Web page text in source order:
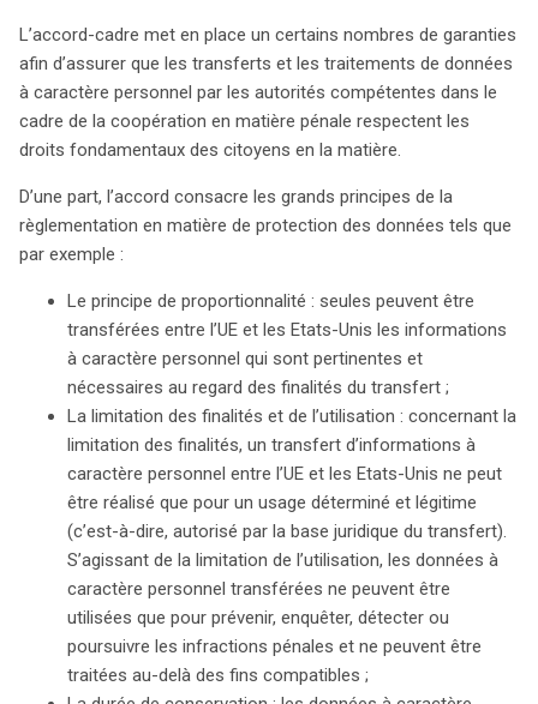
L’accord-cadre met en place un certains nombres de garanties
afin d’assurer que les transferts et les traitements de données
à caractère personnel par les autorités compétentes dans le
cadre de la coopération en matière pénale respectent les
droits fondamentaux des citoyens en la matière.
D’une part, l’accord consacre les grands principes de la
règlementation en matière de protection des données tels que
par exemple :
Le principe de proportionnalité : seules peuvent être
transférées entre l’UE et les Etats-Unis les informations
à caractère personnel qui sont pertinentes et
nécessaires au regard des finalités du transfert ;
La limitation des finalités et de l’utilisation : concernant la
limitation des finalités, un transfert d’informations à
caractère personnel entre l’UE et les Etats-Unis ne peut
être réalisé que pour un usage déterminé et légitime
(c’est-à-dire, autorisé par la base juridique du transfert).
S’agissant de la limitation de l’utilisation, les données à
caractère personnel transférées ne peuvent être
utilisées que pour prévenir, enquêter, détecter ou
poursuivre les infractions pénales et ne peuvent être
traitées au-delà des fins compatibles ;